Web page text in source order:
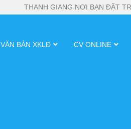
THANH GIANG NƠI BẠN ĐẶT
VĂN BẢN XKLĐ CV ONLINE